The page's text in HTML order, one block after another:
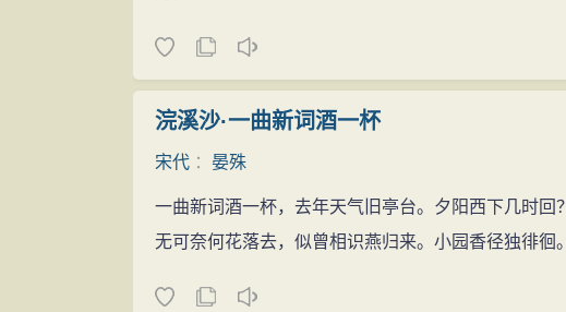
浣溪沙·一曲新词酒一杯
宋代 ： 晏殊
一曲新词酒一杯，去年天气旧亭台。夕阳西下几时回？
无可奈何花落去，似曾相识燕归来。小园香径独徘徊。